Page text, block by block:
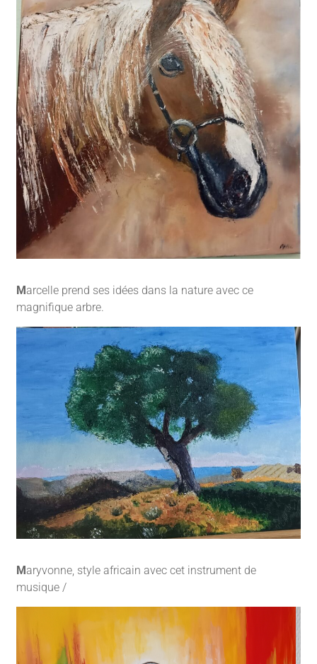
Marcelle prend ses idées dans la nature avec ce
magnifique arbre.
Maryvonne, style africain avec cet instrument de
musique /